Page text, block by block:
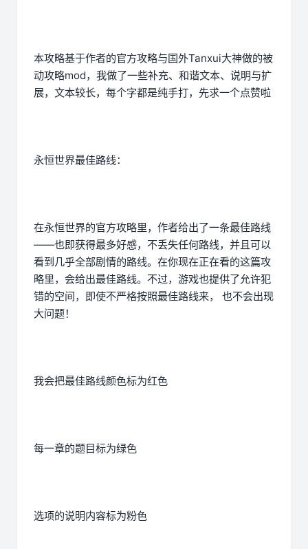
本攻略基于作者的官方攻略与国外Tanxui大神做的被
动攻略mod，我做了一些补充、和谐文本、说明与扩
展，文本较长，每个字都是纯手打，先求一个点赞啦
永恒世界最佳路线：
在永恒世界的官方攻略里，作者给出了一条最佳路线
——也即获得最多好感，不丢失任何路线，并且可以
看到几乎全部剧情的路线。在你现在正在看的这篇攻
略里，会给出最佳路线。不过，游戏也提供了允许犯
错的空间，即使不严格按照最佳路线来， 也不会出现
大问题！
我会把最佳路线颜色标为红色
每一章的题目标为绿色
选项的说明内容标为粉色